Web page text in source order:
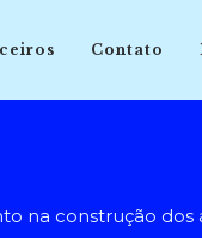
Contato
na construção dos